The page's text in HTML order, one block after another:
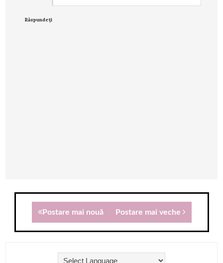
Răspundeți
Postare mai nouă Postare mai veche